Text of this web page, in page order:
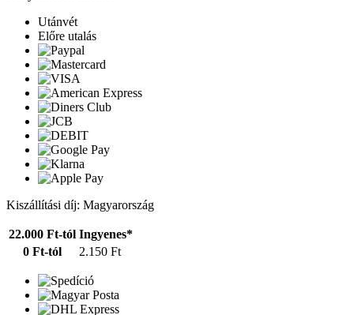
Utánvét
Előre utalás
Kiszállítási díj: Magyarország
22.000 Ft-tól Ingyenes*
0 Ft-tól
2.150 Ft